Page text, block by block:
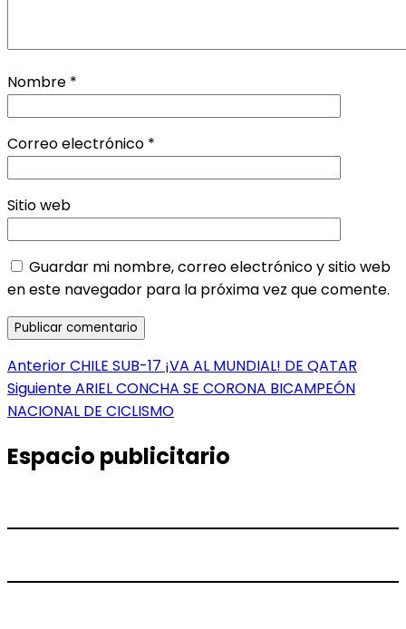
Nombre *
Correo electrónico *
Sitio web
Guardar mi nombre, correo electrónico y sitio web
en este navegador para la próxima vez que comente.
Navegación
de
AnteriorEntrada
anterior:
CHILE SUB-17 ¡VA AL MUNDIAL! DE QATAR
SiguienteEntrada
siguiente:
ARIEL CONCHA SE CORONA BICAMPEÓN
NACIONAL DE CICLISMO
Espacio publicitario